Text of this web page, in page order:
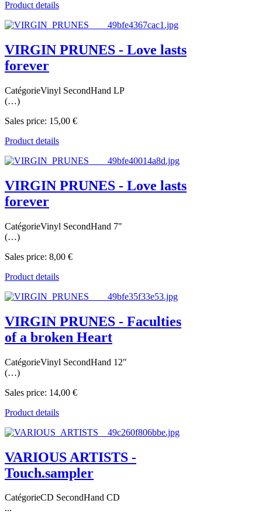
Product details
VIRGIN PRUNES - Love lasts
forever
CatégorieVinyl SecondHand LP
(…)
Sales price: 15,00 €
Product details
VIRGIN PRUNES - Love lasts
forever
CatégorieVinyl SecondHand 7"
(…)
Sales price: 8,00 €
Product details
VIRGIN PRUNES - Faculties
of a broken Heart
CatégorieVinyl SecondHand 12"
(…)
Sales price: 14,00 €
Product details
VARIOUS ARTISTS -
Touch.sampler
CatégorieCD SecondHand CD
...